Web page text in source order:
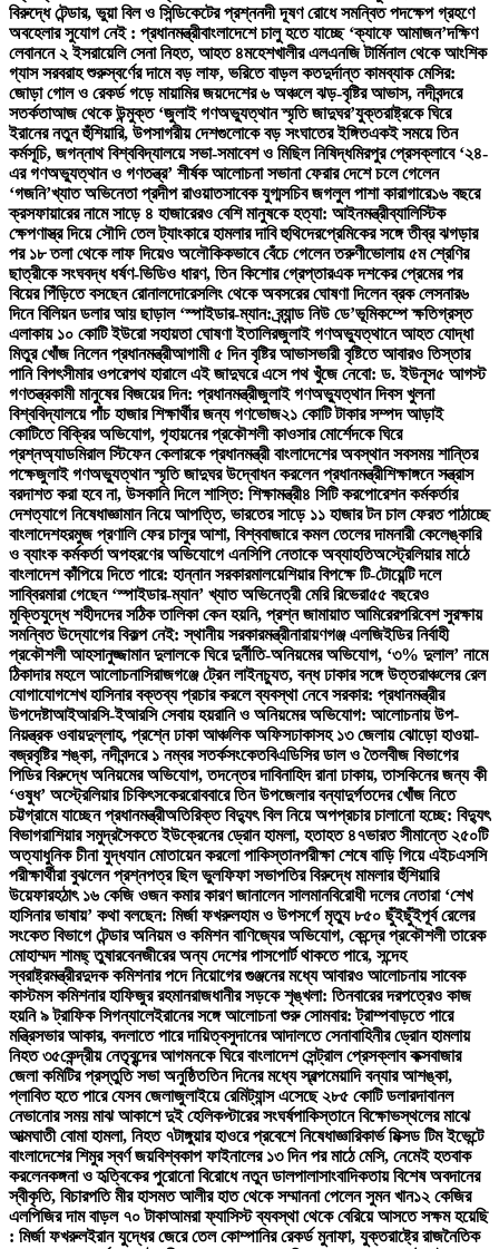
বিরুদ্ধে টেন্ডার, ভুয়া বিল ও সিন্ডিকেটের প্রশ্ননদী দূষণ রোধে সমন্বিত পদক্ষেপ গ্রহণে
অবহেলার সুযোগ নেই : প্রধানমন্ত্রীবাংলাদেশে চালু হতে যাচ্ছে ‘ক্যাফে আমাজন’দক্ষিণ
লেবাননে ২ ইসরায়েলি সেনা নিহত, আহত ৪মহেশখালীর এলএনজি টার্মিনাল থেকে আংশিক
গ্যাস সরবরাহ শুরুস্বর্ণের দামে বড় লাফ, ভরিতে বাড়ল কতদুর্দান্ত কামব্যাক মেসির:
জোড়া গোল ও রেকর্ড গড়ে মায়ামির জয়দেশের ৬ অঞ্চলে ঝড়-বৃষ্টির আভাস, নদীবন্দরে
সতর্কতাআজ থেকে উন্মুক্ত ‘জুলাই গণঅভ্যুত্থান স্মৃতি জাদুঘর’যুক্তরাষ্ট্রকে ঘিরে
ইরানের নতুন হুঁশিয়ারি, উপসাগরীয় দেশগুলোকে বড় সংঘাতের ইঙ্গিতএকই সময়ে তিন
কর্মসূচি, জগন্নাথ বিশ্ববিদ্যালয়ে সভা-সমাবেশ ও মিছিল নিষিদ্ধমিরপুর প্রেসক্লাবে ‘২৪-
এর গণঅভ্যুত্থান ও গণতন্ত্র’ শীর্ষক আলোচনা সভানা ফেরার দেশে চলে গেলেন
‘গজনি’খ্যাত অভিনেতা প্রদীপ রাওয়াতসাবেক যুগ্মসচিব জগলুল পাশা কারাগারে১৬ বছরে
ক্রসফায়ারের নামে সাড়ে ৪ হাজারেরও বেশি মানুষকে হত্যা: আইনমন্ত্রীব্যালিস্টিক
ক্ষেপণাস্ত্র দিয়ে সৌদি তেল ট্যাংকারে হামলার দাবি হুথিদেরপ্রেমিকের সঙ্গে তীব্র ঝগড়ার
পর ১৮ তলা থেকে লাফ দিয়েও অলৌকিকভাবে বেঁচে গেলেন তরুণীভোলায় ৫ম শ্রেণির
ছাত্রীকে সংঘবদ্ধ ধর্ষণ-ভিডিও ধারণ, তিন কিশোর গ্রেপ্তারএক দশকের প্রেমের পর
বিয়ের পিঁড়িতে বসছেন রোনালদোরেসলিং থেকে অবসরের ঘোষণা দিলেন ব্রক লেসনার৬
দিনে বিলিয়ন ডলার আয় ছাড়াল ‘স্পাইডার-ম্যান: ব্র্যান্ড নিউ ডে’ভূমিকম্পে ক্ষতিগ্রস্ত
এলাকায় ১০ কোটি ইউরো সহায়তা ঘোষণা ইতালিরজুলাই গণঅভ্যুত্থানে আহত যোদ্ধা
মিতুর খোঁজ নিলেন প্রধানমন্ত্রীআগামী ৫ দিন বৃষ্টির আভাসভারী বৃষ্টিতে আবারও তিস্তার
পানি বিপৎসীমার ওপরেপথ হারালে এই জাদুঘরে এসে পথ খুঁজে নেবো: ড. ইউনূস৫ আগস্ট
গণতন্ত্রকামী মানুষের বিজয়ের দিন: প্রধানমন্ত্রীজুলাই গণঅভ্যুত্থান দিবস খুলনা
বিশ্ববিদ্যালয়ে পাঁচ হাজার শিক্ষার্থীর জন্য গণভোজ২১ কোটি টাকার সম্পদ আড়াই
কোটিতে বিক্রির অভিযোগ, গৃহায়নের প্রকৌশলী কাওসার মোর্শেদকে ঘিরে
প্রশ্নঅ্যাডমিরাল স্টিফেন কেলারকে প্রধানমন্ত্রী বাংলাদেশের অবস্থান সবসময় শান্তির
পক্ষেজুলাই গণঅভ্যুত্থান স্মৃতি জাদুঘর উদ্বোধন করলেন প্রধানমন্ত্রীশিক্ষাঙ্গনে সন্ত্রাস
বরদাশত করা হবে না, উসকানি দিলে শাস্তি: শিক্ষামন্ত্রী৪ সিটি করপোরেশন কর্মকর্তার
দেশত্যাগে নিষেধাজ্ঞামান নিয়ে আপত্তি, ভারতের সাড়ে ১১ হাজার টন চাল ফেরত পাঠাচ্ছে
বাংলাদেশহরমুজ প্রণালি ফের চালুর আশা, বিশ্ববাজারে কমল তেলের দামনারী কেলেঙ্কারি
ও ব্যাংক কর্মকর্তা অপহরণের অভিযোগে এনসিপি নেতাকে অব্যাহতিঅস্ট্রেলিয়ার মাঠে
বাংলাদেশ কাঁপিয়ে দিতে পারে: হান্নান সরকারমালয়েশিয়ার বিপক্ষে টি-টোয়েন্টি দলে
সাব্বিরমারা গেছেন ‘স্পাইডার-ম্যান’ খ্যাত অভিনেত্রী মেরি রিভেরা৫৫ বছরেও
মুক্তিযুদ্ধে শহীদদের সঠিক তালিকা কেন হয়নি, প্রশ্ন জামায়াত আমিরেরপরিবেশ সুরক্ষায়
সমন্বিত উদ্যোগের বিকল্প নেই: স্থানীয় সরকারমন্ত্রীনারায়ণগঞ্জ এলজিইডির নির্বাহী
প্রকৌশলী আহসানুজ্জামান দুলালকে ঘিরে দুর্নীতি-অনিয়মের অভিযোগ, ‘৩% দুলাল’ নামে
ঠিকাদার মহলে আলোচনাসিরাজগঞ্জে ট্রেন লাইনচ্যুত, বন্ধ ঢাকার সঙ্গে উত্তরাঞ্চলের রেল
যোগাযোগশেখ হাসিনার বক্তব্য প্রচার করলে ব্যবস্থা নেবে সরকার: প্রধানমন্ত্রীর
উপদেষ্টাআইআরসি-ইআরসি সেবায় হয়রানি ও অনিয়মের অভিযোগ: আলোচনায় উপ-
নিয়ন্ত্রক ওবায়দুল্লাহ, প্রশ্নে ঢাকা আঞ্চলিক অফিসঢাকাসহ ১৩ জেলায় ঝোড়ো হাওয়া-
বজ্রবৃষ্টির শঙ্কা, নদীবন্দরে ১ নম্বর সতর্কসংকেতবিএডিসির ডাল ও তৈলবীজ বিভাগের
পিডির বিরুদ্ধে অনিয়মের অভিযোগ, তদন্তের দাবিনাহিদ রানা ঢাকায়, তাসকিনের জন্য কী
‘ওষুধ’ অস্ট্রেলিয়ার চিকিৎসকেররোববারে তিন উপজেলার বন্যাদুর্গতদের খোঁজ নিতে
চট্টগ্রামে যাচ্ছেন প্রধানমন্ত্রীঅতিরিক্ত বিদ্যুৎ বিল নিয়ে অপপ্রচার চালানো হচ্ছে: বিদ্যুৎ
বিভাগরাশিয়ার সমুদ্রসৈকতে ইউক্রেনের ড্রোন হামলা, হতাহত ৪৭ভারত সীমান্তে ২৫০টি
অত্যাধুনিক চীনা যুদ্ধযান মোতায়েন করলো পাকিস্তানপরীক্ষা শেষে বাড়ি গিয়ে এইচএসসি
পরীক্ষার্থীরা বুঝলেন প্রশ্নপত্র ছিল ভুলফিফা সভাপতির বিরুদ্ধে মামলার হুঁশিয়ারি
উয়েফারহঠাৎ ১৬ কেজি ওজন কমার কারণ জানালেন সালমানবিরোধী দলের নেতারা ‘শেখ
হাসিনার ভাষায়’ কথা বলছেন: মির্জা ফখরুলহাম ও উপসর্গে মৃত্যু ৮৫০ ছুঁইছুঁইপূর্ব রেলের
সংকেত বিভাগে টেন্ডার অনিয়ম ও কমিশন বাণিজ্যের অভিযোগ, কেন্দ্রে প্রকৌশলী তারেক
মোহাম্মদ শামছ্ তুষারবেনজীরের অন্য দেশের পাসপোর্ট থাকতে পারে, সন্দেহ
স্বরাষ্ট্রমন্ত্রীরদুদক কমিশনার পদে নিয়োগের গুঞ্জনের মধ্যে আবারও আলোচনায় সাবেক
কাস্টমস কমিশনার হাফিজুর রহমানরাজধানীর সড়কে শৃঙ্খলা: তিনবারের দরপত্রেও কাজ
হয়নি ৯ ট্রাফিক সিগন্যালেইরানের সঙ্গে আলোচনা শুরু সোমবার: ট্রাম্পবাড়তে পারে
মন্ত্রিসভার আকার, বদলাতে পারে দায়িত্বসুদানের আদালতে সেনাবাহিনীর ড্রোন হামলায়
নিহত ৩৫কেন্দ্রীয় নেতৃবৃন্দের আগমনকে ঘিরে বাংলাদেশ সেন্ট্রাল প্রেসক্লাব কক্সবাজার
জেলা কমিটির প্রস্তুতি সভা অনুষ্ঠিততিন দিনের মধ্যে স্বল্পমেয়াদি বন্যার আশঙ্কা,
প্লাবিত হতে পারে যেসব জেলাজুলাইয়ে রেমিট্যান্স এসেছে ২৮৫ কোটি ডলারদাবানল
নেভানোর সময় মাঝ আকাশে দুই হেলিকপ্টারের সংঘর্ষপাকিস্তানে বিক্ষোভস্থলের মাঝে
আত্মঘাতী বোমা হামলা, নিহত ৭টাঙ্গুয়ার হাওরে প্রবেশে নিষেধাজ্ঞারিকার্ভ মিক্সড টিম ইভেন্টে
বাংলাদেশের শিমুর স্বর্ণ জয়বিশ্বকাপ ফাইনালের ১৩ দিন পর মাঠে মেসি, নেমেই হতবাক
করলেনকঙ্গনা ও হৃত্বিকের পুরোনো বিরোধে নতুন ডালপালাসাংবাদিকতায় বিশেষ অবদানের
স্বীকৃতি, বিচারপতি মীর হাসমত আলীর হাত থেকে সম্মাননা পেলেন সুমন খান১২ কেজির
এলপিজির দাম বাড়ল ৭০ টাকাআমরা ফ্যাসিস্ট ব্যবস্থা থেকে বেরিয়ে আসতে সক্ষম হয়েছি
: মির্জা ফখরুলইরান যুদ্ধের জেরে তেল কোম্পানির রেকর্ড মুনাফা, যুক্তরাষ্ট্রে রাজনৈতিক